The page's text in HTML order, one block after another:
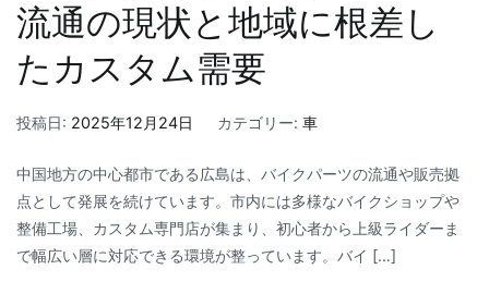
流通の現状と地域に根差し
たカスタム需要
投稿日: 2025年12月24日 カテゴリー: 車
中国地方の中心都市である広島は、バイクパーツの流通や販売拠
点として発展を続けています。市内には多様なバイクショップや
整備工場、カスタム専門店が集まり、初心者から上級ライダーま
で幅広い層に対応できる環境が整っています。バイ […]